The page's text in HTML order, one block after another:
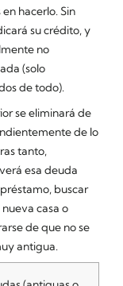
hacerlo. Sin
su crédito, y
no
(solo
de todo).
se eliminará de
de lo
tanto,
esa deuda
buscar
casa o
de que no se
antigua.